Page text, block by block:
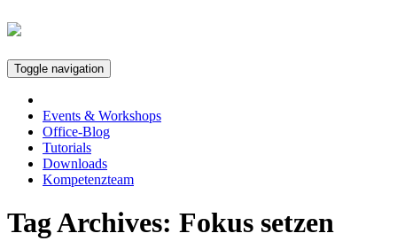
Toggle navigation
Events & Workshops
Office-Blog
Tutorials
Downloads
Kompetenzteam
Tag Archives: Fokus setzen